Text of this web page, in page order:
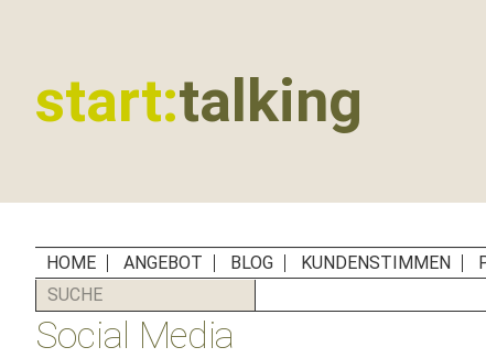
start:talking
für
Unternehmen,
Social
Media
Manager
HOME ANGEBOT BLOG KUNDENSTIMMEN
SUCHE
Social Media